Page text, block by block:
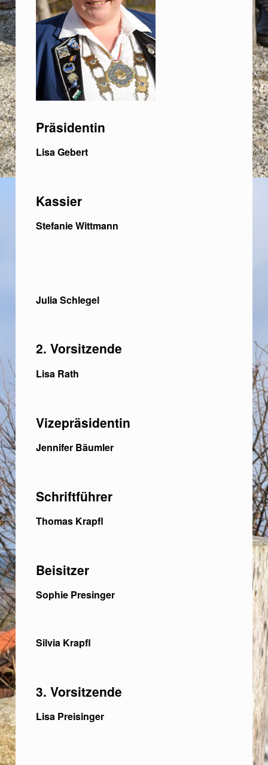
Präsidentin
Lisa Gebert
Kassier
Stefanie Wittmann
Julia Schlegel
2. Vorsitzende
Lisa Rath
Vizepräsidentin
Jennifer Bäumler
Schriftführer
Thomas Krapfl
Beisitzer
Sophie Presinger
Silvia Krapfl
3. Vorsitzende
Lisa Preisinger